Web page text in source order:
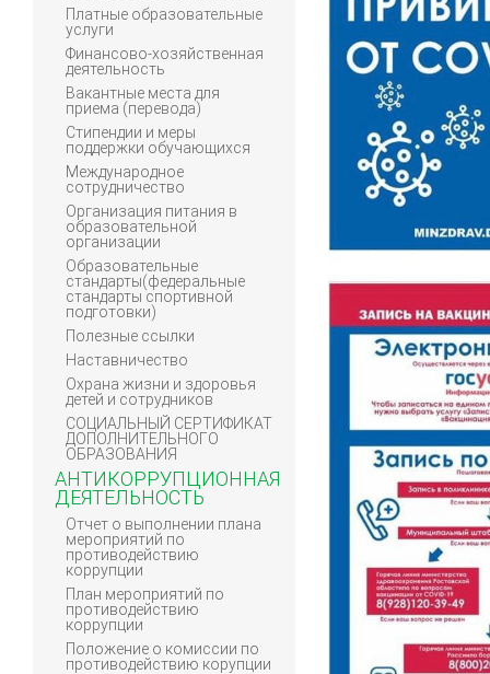
Платные образовательные
услуги
Финансово-хозяйственная
деятельность
Вакантные места для
приема (перевода)
Стипендии и меры
поддержки обучающихся
Международное
сотрудничество
Организация питания в
образовательной
организации
Образовательные
стандарты(федеральные
стандарты спортивной
подготовки)
Полезные ссылки
Наставничество
Охрана жизни и здоровья
детей и сотрудников
СОЦИАЛЬНЫЙ СЕРТИФИКАТ
ДОПОЛНИТЕЛЬНОГО
ОБРАЗОВАНИЯ
АНТИКОРРУПЦИОННАЯ
ДЕЯТЕЛЬНОСТЬ
Отчет о выполнении плана
мероприятий по
противодействию
коррупции
План мероприятий по
противодействию
коррупции
Положение о комиссии по
противодействию корупции